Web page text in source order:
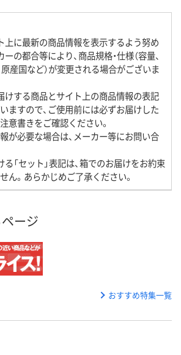
上に最新の商品情報を表示するよう努め
の都合等により、商品規格・仕様（容量、
原産国など）が変更される場合がございま
けする商品とサイト上の商品情報の表記
ますので、ご使用前には必ずお届けした
意書きをご確認ください。
が必要な場合は、メーカー等にお問い合
る「セット」表記は、箱でのお届けをお約束
ん。あらかじめご了承ください。
ージ
おすすめ特集一覧